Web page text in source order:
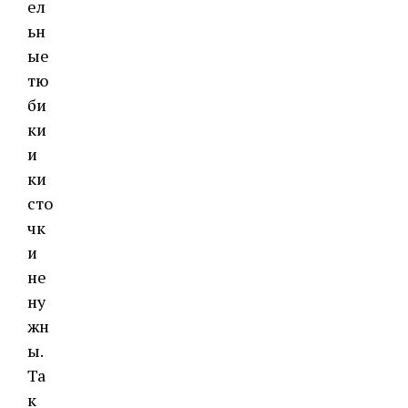
ел
ьн
ые
тю
би
ки
и
ки
сто
чк
и
не
ну
жн
ы.
Та
к